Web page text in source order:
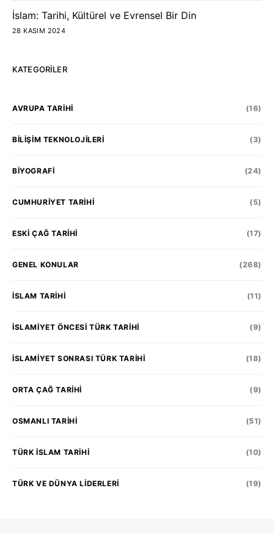
İslam: Tarihi, Kültürel ve Evrensel Bir Din
28 KASIM 2024
KATEGORILER
AVRUPA TARIHI (16)
BILIŞIM TEKNOLOJILERI (3)
BIYOGRAFI (24)
CUMHURIYET TARIHI (5)
ESKI ÇAĞ TARIHI (17)
GENEL KONULAR (268)
İSLAM TARIHI (11)
İSLAMIYET ÖNCESI TÜRK TARIHI (9)
İSLAMIYET SONRASI TÜRK TARIHI (18)
ORTA ÇAĞ TARIHI (9)
OSMANLI TARIHI (51)
TÜRK İSLAM TARIHI (10)
TÜRK VE DÜNYA LIDERLERI (19)